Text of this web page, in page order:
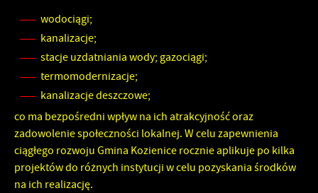
wodociągi;
kanalizacje;
stacje uzdatniania wody; gazociągi;
termomodernizacje;
kanalizacje deszczowe;
co ma bezpośredni wpływ na ich atrakcyjność oraz
zadowolenie społeczności lokalnej. W celu zapewnienia
ciągłego rozwoju Gmina Kozienice rocznie aplikuje po kilka
projektów do różnych instytucji w celu pozyskania środków
na ich realizację.